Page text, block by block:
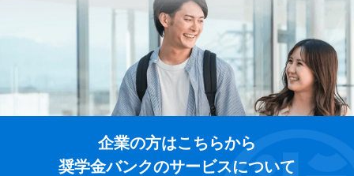
企業の方はこちらから
奨学金バンクのサービスについて